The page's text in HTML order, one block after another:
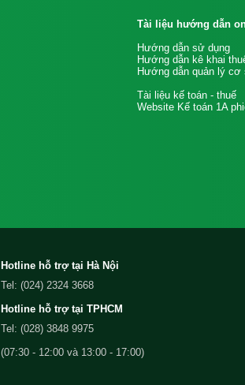
Tài liệu hướng dẫn
Hướng dẫn sử dụng
Hướng dẫn kê khai
Hướng dẫn quản lý
Tài liệu kế toán - thuế
Website Kế toán 1A
Hotline hỗ trợ tại Hà Nội
Tel: (024) 2324 3668
Hotline hỗ trợ tại TPHCM
Tel: (028) 3848 9975
(07:30 - 12:00 và 13:00 - 17:00)